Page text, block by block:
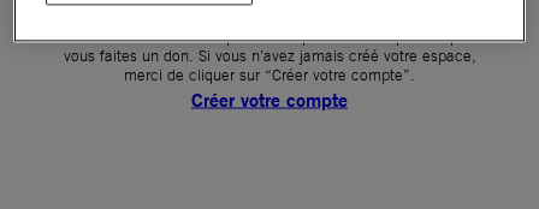
Première connexion ?
La création de votre espace n’est pas automatique lorsque
vous faites un don. Si vous n’avez jamais créé votre espace,
merci de cliquer sur “Créer votre compte”.
Créer votre compte